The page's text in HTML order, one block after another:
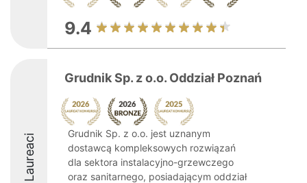
9.4
Laureaci
Grudnik Sp. z o.o. Oddział Poznań
Grudnik Sp. z o.o. jest uznanym
dostawcą kompleksowych rozwiązań
dla sektora instalacyjno-grzewczego
oraz sanitarnego, posiadającym oddział